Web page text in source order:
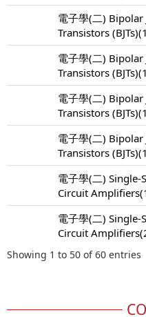
電子學(二) Bipolar
Transistors
電子學(二) Bipolar
Transistors
電子學(二) Bipolar
Transistors
電子學(二) Bipolar
Transistors
電子學(二)
Circuit
電子學(二)
Circuit
Showing 1 to 50 of 60 entries